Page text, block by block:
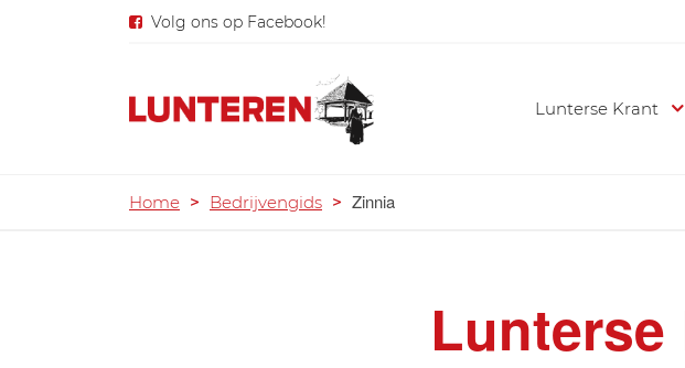
Volg ons op Facebook!
Lunterse Krant
Home > Bedrijvengids > Zinnia
Lunterse